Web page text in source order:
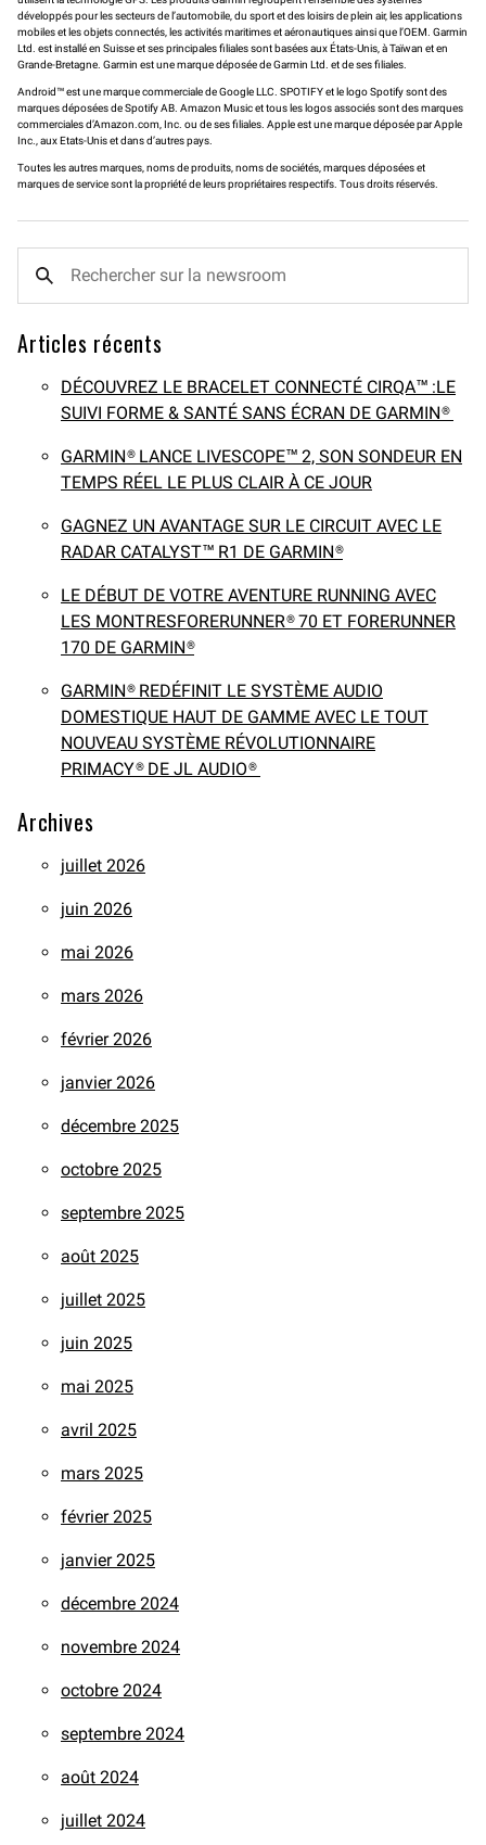
développés pour les secteurs de l’automobile, du sport et des loisirs de plein air, les applications
mobiles et les objets connectés, les activités maritimes et aéronautiques ainsi que l’OEM. Garmin
Ltd. est installé en Suisse et ses principales filiales sont basées aux États-Unis, à Taïwan et en
Grande-Bretagne. Garmin est une marque déposée de Garmin Ltd. et de ses filiales.
Android™ est une marque commerciale de Google LLC. SPOTIFY et le logo Spotify sont des
marques déposées de Spotify AB. Amazon Music et tous les logos associés sont des marques
commerciales d’Amazon.com, Inc. ou de ses filiales. Apple est une marque déposée par Apple
Inc., aux Etats-Unis et dans d’autres pays.
Toutes les autres marques, noms de produits, noms de sociétés, marques déposées et
marques de service sont la propriété de leurs propriétaires respectifs. Tous droits réservés.
Articles récents
DÉCOUVREZ LE BRACELET CONNECTÉ CIRQA™ :LE
SUIVI FORME & SANTÉ SANS ÉCRAN DE GARMIN®
GARMIN® LANCE LIVESCOPE™ 2, SON SONDEUR EN
TEMPS RÉEL LE PLUS CLAIR À CE JOUR
GAGNEZ UN AVANTAGE SUR LE CIRCUIT AVEC LE
RADAR CATALYST™ R1 DE GARMIN®
LE DÉBUT DE VOTRE AVENTURE RUNNING AVEC
LES MONTRESFORERUNNER® 70 ET FORERUNNER
170 DE GARMIN®
GARMIN® REDÉFINIT LE SYSTÈME AUDIO
DOMESTIQUE HAUT DE GAMME AVEC LE TOUT
NOUVEAU SYSTÈME RÉVOLUTIONNAIRE
PRIMACY® DE JL AUDIO®
Archives
juillet 2026
juin 2026
mai 2026
mars 2026
février 2026
janvier 2026
décembre 2025
octobre 2025
septembre 2025
août 2025
juillet 2025
juin 2025
mai 2025
avril 2025
mars 2025
février 2025
janvier 2025
décembre 2024
novembre 2024
octobre 2024
septembre 2024
août 2024
juillet 2024